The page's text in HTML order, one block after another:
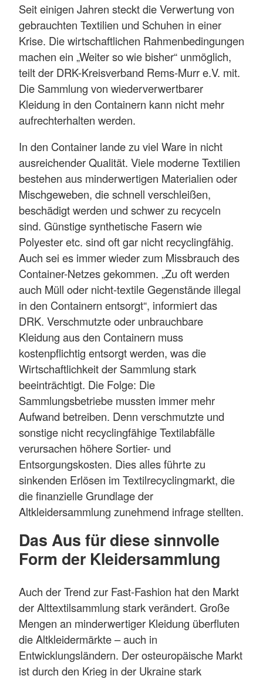
Seit einigen Jahren steckt die Verwertung von
gebrauchten Textilien und Schuhen in einer
Krise. Die wirtschaftlichen Rahmenbedingungen
machen ein „Weiter so wie bisher“ unmöglich,
teilt der DRK-Kreisverband Rems-Murr e.V. mit.
Die Sammlung von wiederverwertbarer
Kleidung in den Containern kann nicht mehr
aufrechterhalten werden.
In den Container lande zu viel Ware in nicht
ausreichender Qualität. Viele moderne Textilien
bestehen aus minderwertigen Materialien oder
Mischgeweben, die schnell verschleißen,
beschädigt werden und schwer zu recyceln
sind. Günstige synthetische Fasern wie
Polyester etc. sind oft gar nicht recyclingfähig.
Auch sei es immer wieder zum Missbrauch des
Container-Netzes gekommen. „Zu oft werden
auch Müll oder nicht-textile Gegenstände illegal
in den Containern entsorgt“, informiert das
DRK. Verschmutzte oder unbrauchbare
Kleidung aus den Containern muss
kostenpflichtig entsorgt werden, was die
Wirtschaftlichkeit der Sammlung stark
beeinträchtigt. Die Folge: Die
Sammlungsbetriebe mussten immer mehr
Aufwand betreiben. Denn verschmutzte und
sonstige nicht recyclingfähige Textilabfälle
verursachen höhere Sortier- und
Entsorgungskosten. Dies alles führte zu
sinkenden Erlösen im Textilrecyclingmarkt, die
die finanzielle Grundlage der
Altkleidersammlung zunehmend infrage stellten.
Das Aus für diese sinnvolle
Form der Kleidersammlung
Auch der Trend zur Fast-Fashion hat den Markt
der Alttextilsammlung stark verändert. Große
Mengen an minderwertiger Kleidung überfluten
die Altkleidermärkte – auch in
Entwicklungsländern. Der osteuropäische Markt
ist durch den Krieg in der Ukraine stark